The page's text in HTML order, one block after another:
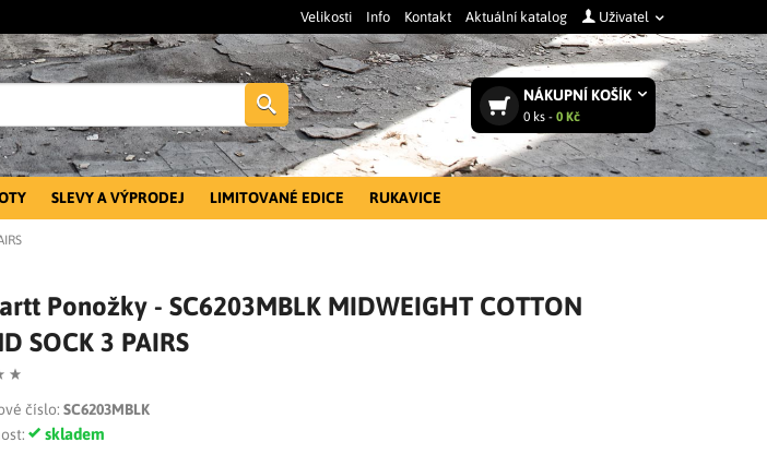
Velikosti Info Kontakt Aktuální katalog Uživatel
NÁKUPNÍ KOŠÍK
0 ks - 0 Kč
Vyhledat
SLEVY A VÝPRODEJ LIMITOVANÉ EDICE RUKAVICE
Ponožky - SC6203MBLK MIDWEIGHT COTTON
SOCK 3 PAIRS
číslo: SC6203MBLK
skladem